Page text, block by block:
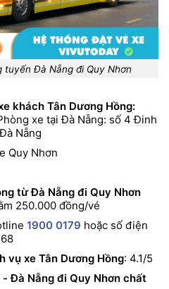
tuyến Đà Nẵng đi Quy Nhơn
khách Tân Dương Hồng:
xe tại Đà Nẵng: số 4 Đinh
Nẵng
Quy Nhơn
từ Đà Nẵng đi Quy Nhơn
250.000 đồng/vé
1900 0179 hoặc số điện
vụ xe Tân Dương Hồng: 4.1/5
- Đà Nẵng đi Quy Nhơn chất